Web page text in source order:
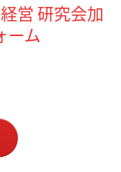
営 研究会加
ーム